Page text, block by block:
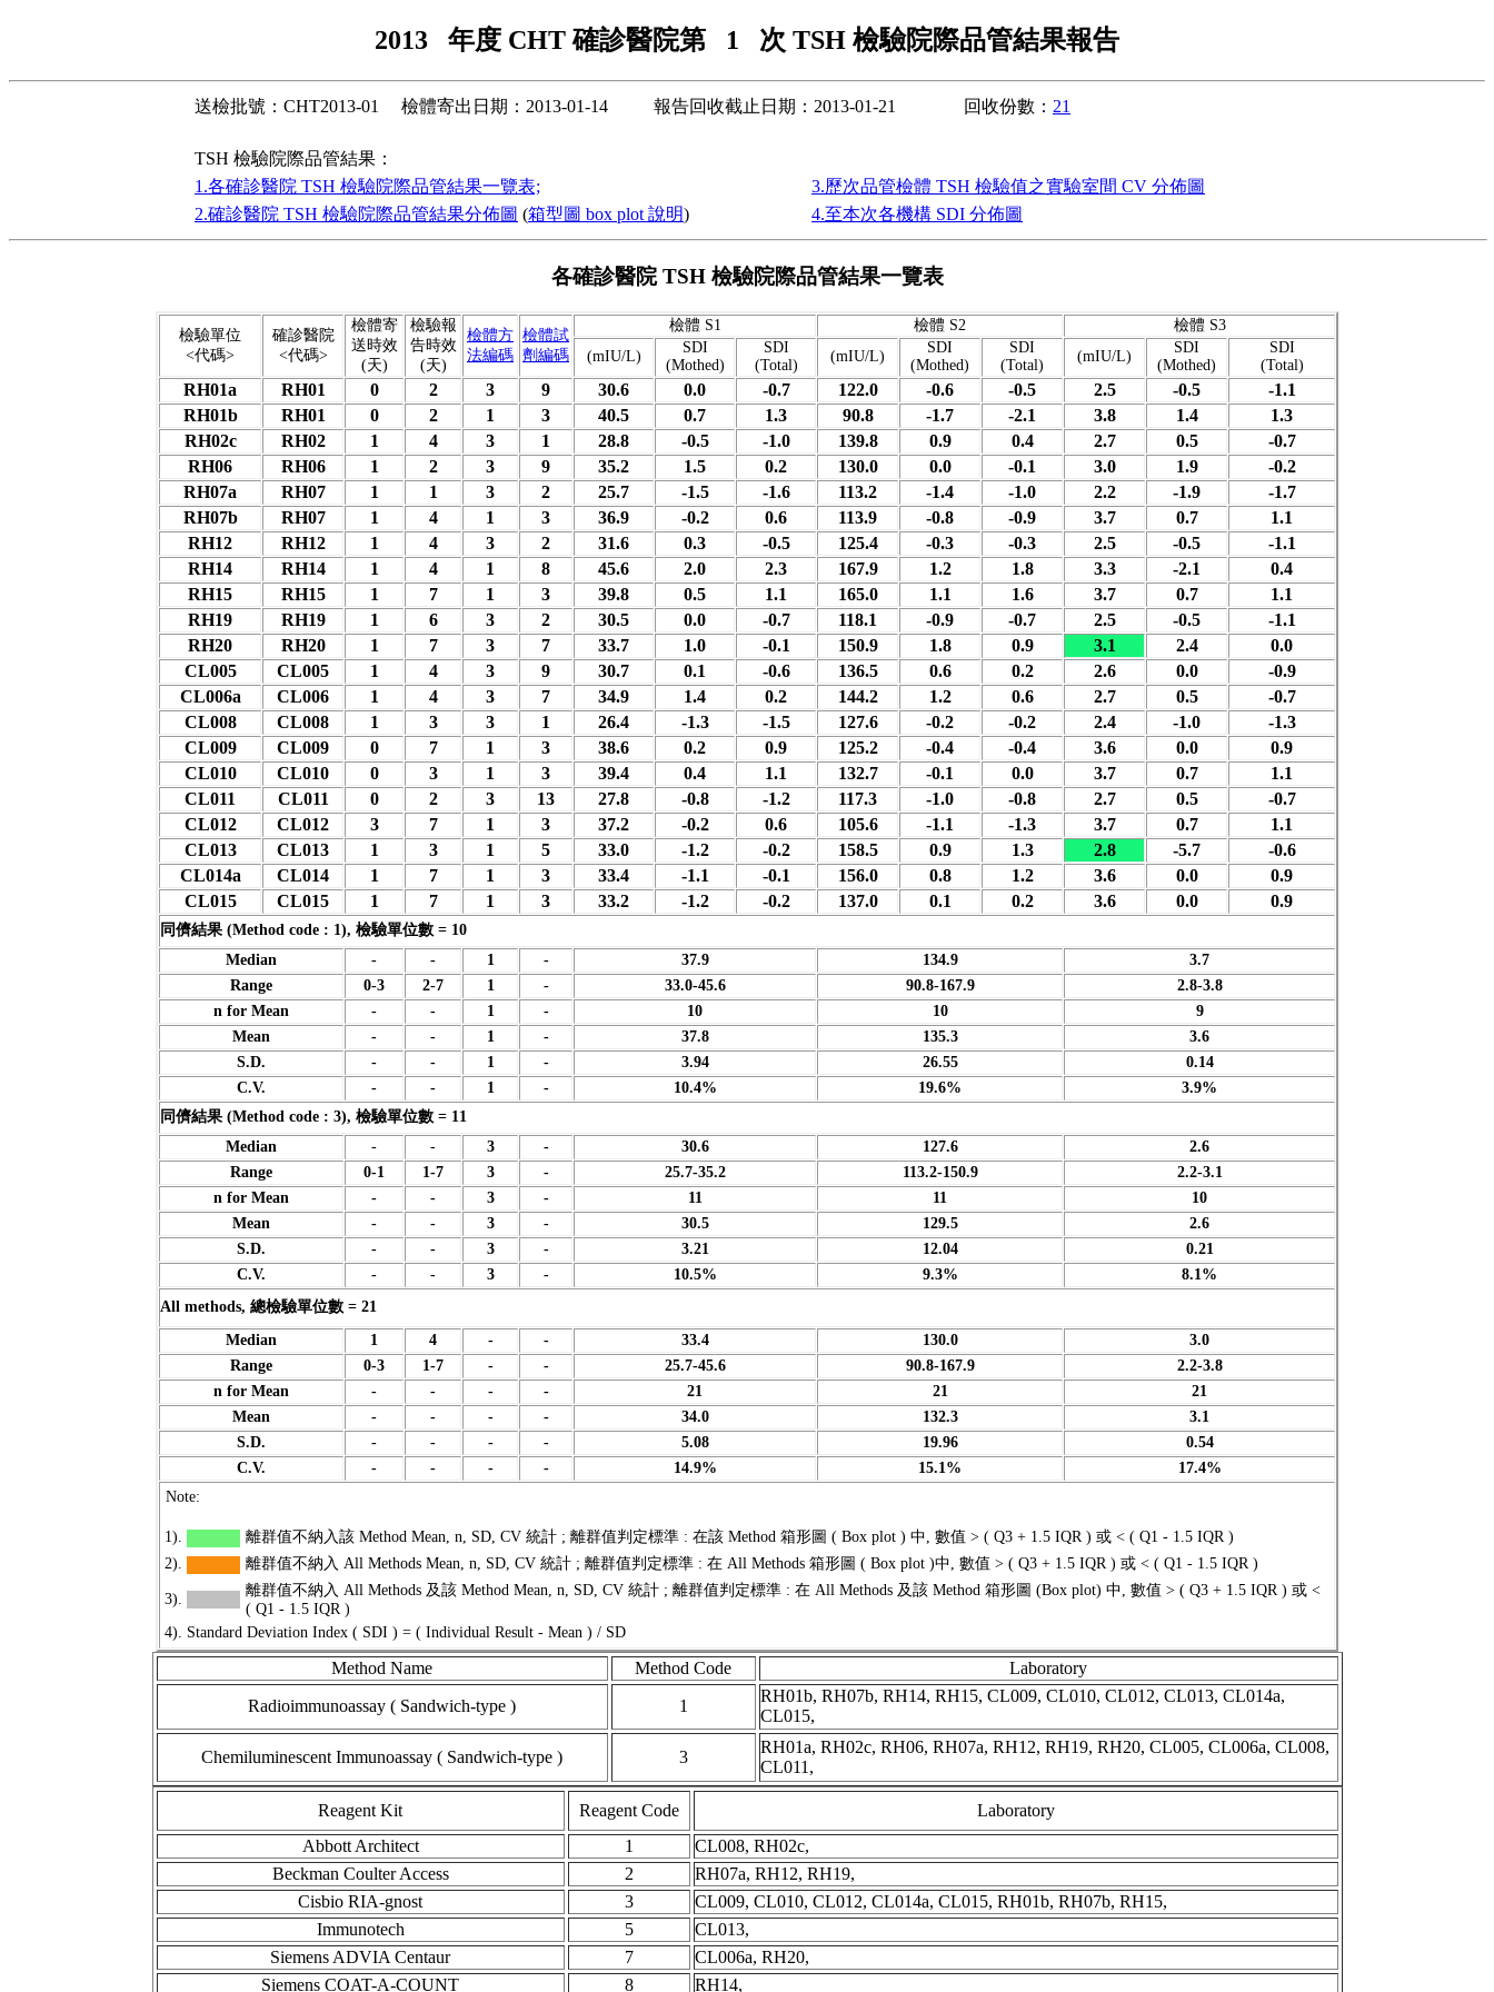
2013 年度 CHT 確診醫院第 1 次 TSH 檢驗院際品管結果報告
送檢批號： CHT2013-01 檢體寄出日期： 2013-01-14 報告回收截止日期：2013-01-21 回收份數： 21
TSH 檢驗院際品管結果：
1.各確診醫院 TSH 檢驗院際品管結果一覽表;
3.歷次品管檢體 TSH 檢驗值之實驗室間 CV 分佈圖
2.確診醫院 TSH 檢驗院際品管結果分佈圖 (箱型圖 box plot 說明) 4.至本次各機構 SDI 分佈圖
各確診醫院 TSH 檢驗院際品管結果一覽表
檢驗單位
<代碼>
確診醫院
<代碼>
檢體寄
送時效
(天)
檢驗報
告時效
(天)
檢體方
法編碼
檢體試
劑編碼
檢體 S1 檢體 S2
檢體 S3
(mIU/L)
SDI
(Mothed)
SDI
(Total)
(mIU/L)
SDI
(Mothed)
SDI
(Total)
(mIU/L)
SDI
(Mothed)
SDI
(Total)
RH01a RH01 0 2 3 9 30.6 0.0 -0.7 122.0 -0.6 -0.5 2.5 -0.5
-1.1
RH01b
RH01 0 2 1 3 40.5 0.7 1.3 90.8 -1.7 -2.1 3.8 1.4
1.3
RH02c
RH02 1 4 3 1 28.8 -0.5 -1.0 139.8 0.9 0.4 2.7 0.5
-0.7
RH06
RH06 1 2 3 9 35.2 1.5 0.2 130.0 0.0 -0.1 3.0 1.9
-0.2
RH07a
RH07 1 1 3 2 25.7 -1.5 -1.6 113.2 -1.4 -1.0 2.2 -1.9
-1.7
RH07b
RH07 1 4 1 3 36.9 -0.2 0.6 113.9 -0.8 -0.9 3.7 0.7
1.1
RH12
RH12 1 4 3 2 31.6 0.3 -0.5 125.4 -0.3 -0.3 2.5 -0.5
-1.1
RH14
RH14 1 4 1 8 45.6 2.0 2.3 167.9 1.2 1.8 3.3 -2.1
0.4
RH15
RH15 1 7 1 3 39.8 0.5 1.1 165.0 1.1 1.6 3.7 0.7
1.1
RH19
RH19 1 6 3 2 30.5 0.0 -0.7 118.1 -0.9 -0.7 2.5 -0.5
-1.1
RH20
RH20 1 7 3 7 33.7 1.0 -0.1 150.9 1.8 0.9 3.1 2.4
0.0
CL005
CL005 1 4 3 9 30.7 0.1 -0.6 136.5 0.6 0.2 2.6 0.0
-0.9
CL006a
CL006 1 4 3 7 34.9 1.4 0.2 144.2 1.2 0.6 2.7 0.5
-0.7
CL008
CL008 1 3 3 1 26.4 -1.3 -1.5 127.6 -0.2 -0.2 2.4 -1.0
-1.3
CL009
CL009 0 7 1 3 38.6 0.2 0.9 125.2 -0.4 -0.4 3.6 0.0
0.9
CL010
CL010 0 3 1 3 39.4 0.4 1.1 132.7 -0.1 0.0 3.7 0.7
1.1
CL011
CL011 0 2 3 13 27.8 -0.8 -1.2 117.3 -1.0 -0.8 2.7 0.5
-0.7
CL012
CL012 3 7 1 3 37.2 -0.2 0.6 105.6 -1.1 -1.3 3.7 0.7
1.1
CL013
CL013 1 3 1 5 33.0 -1.2 -0.2 158.5 0.9 1.3 2.8 -5.7
-0.6
CL014a
CL014 1 7 1 3 33.4 -1.1 -0.1 156.0 0.8 1.2 3.6 0.0
0.9
CL015
CL015 1 7 1 3 33.2 -1.2 -0.2 137.0 0.1 0.2 3.6 0.0 0.9
同儕結果 (Method code : 1), 檢驗單位數 = 10
Median
- - 1 - 37.9 134.9
3.7
Range
0-3 2-7 1 - 33.0-45.6 90.8-167.9
2.8-3.8
n for Mean
- - 1 - 10 10
9
Mean
- - 1 - 37.8 135.3
3.6
S.D.
- - 1 - 3.94 26.55
0.14
C.V.
- - 1 - 10.4% 19.6%
3.9%
同儕結果 (Method code : 3), 檢驗單位數 = 11
Median
- - 3 - 30.6 127.6
2.6
Range
0-1 1-7 3 - 25.7-35.2 113.2-150.9
2.2-3.1
n for Mean
- - 3 - 11 11
10
Mean
- - 3 - 30.5 129.5
2.6
S.D.
- - 3 - 3.21 12.04
0.21
C.V.
- - 3 - 10.5% 9.3%
8.1%
All methods, 總檢驗單位數 = 21
Median
1 4 - - 33.4 130.0
3.0
Range
0-3 1-7 - - 25.7-45.6 90.8-167.9
2.2-3.8
n for Mean
- - - - 21 21
21
Mean
- - - - 34.0 132.3
3.1
S.D.
- - - - 5.08 19.96
0.54
C.V.
- - - - 14.9% 15.1%
17.4%
Note:
1).
離群值不納入該 Method Mean, n, SD, CV 統計 ; 離群值判定標準 : 在該 Method 箱形圖 ( Box plot ) 中, 數值 > ( Q3 + 1.5 IQR ) 或 < ( Q1 - 1.5 IQR )
2).
離群值不納入 All Methods Mean, n, SD, CV 統計 ; 離群值判定標準 : 在 All Methods 箱形圖 ( Box plot )中, 數值 > ( Q3 + 1.5 IQR ) 或 < ( Q1 - 1.5 IQR )
3).
離群值不納入 All Methods 及該 Method Mean, n, SD, CV 統計 ; 離群值判定標準 : 在 All Methods 及該 Method 箱形圖 (Box plot) 中, 數值 > ( Q3 + 1.5 IQR ) 或 <
( Q1 - 1.5 IQR )
4). Standard Deviation Index ( SDI ) = ( Individual Result - Mean ) / SD
Method Name Method Code
Laboratory
Radioimmunoassay ( Sandwich-type )
1
RH01b, RH07b, RH14, RH15, CL009, CL010, CL012, CL013, CL014a,
CL015,
Chemiluminescent Immunoassay ( Sandwich-type ) 3
RH01a, RH02c, RH06, RH07a, RH12, RH19, RH20, CL005, CL006a, CL008,
CL011,
Reagent Kit Reagent Code
Laboratory
Abbott Architect
1
CL008, RH02c,
Beckman Coulter Access
2
RH07a, RH12, RH19,
Cisbio RIA-gnost
3
CL009, CL010, CL012, CL014a, CL015, RH01b, RH07b, RH15,
Immunotech
5
CL013,
Siemens ADVIA Centaur
7
CL006a, RH20,
Siemens COAT-A-COUNT
8
RH14,